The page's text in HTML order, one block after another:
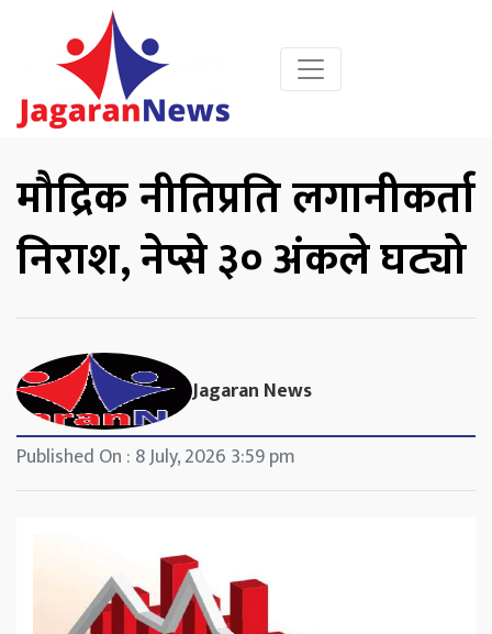
मौद्रिक नीतिप्रति लगानीकर्ता
निराश, नेप्से ३० अंकले घट्यो
Jagaran News
Published On : 8 July, 2026 3:59 pm